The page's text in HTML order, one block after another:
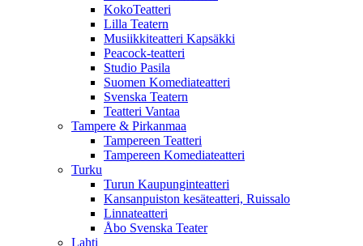
KokoTeatteri
Lilla Teatern
Musiikkiteatteri Kapsäkki
Peacock-teatteri
Studio Pasila
Suomen Komediateatteri
Svenska Teatern
Teatteri Vantaa
Tampere & Pirkanmaa
Tampereen Teatteri
Tampereen Komediateatteri
Turku
Turun Kaupunginteatteri
Kansanpuiston kesäteatteri, Ruissalo
Linnateatteri
Åbo Svenska Teater
Lahti